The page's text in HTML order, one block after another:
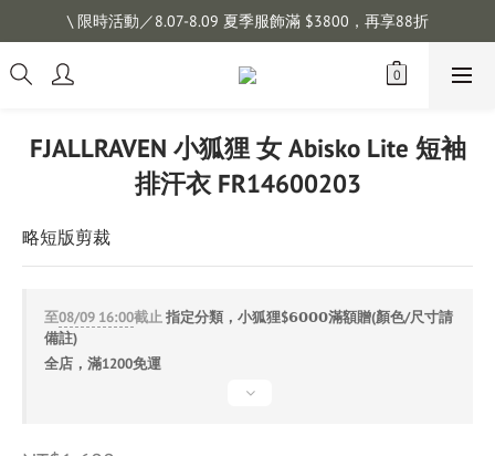
註冊會員拿購物金 $100，滿$1200免運
\ 限時活動／8.07-8.09 夏季服飾滿 $3800，再享88折
註冊會員拿購物金 $100，滿$1200免運
FJALLRAVEN 小狐狸 女 Abisko Lite 短袖
排汗衣 FR14600203
略短版剪裁
至08/09 16:00截止指定分類，小狐狸$𝟲𝟬𝟬𝟬滿額贈(顏色/尺寸請
備註)
全店，滿1200免運